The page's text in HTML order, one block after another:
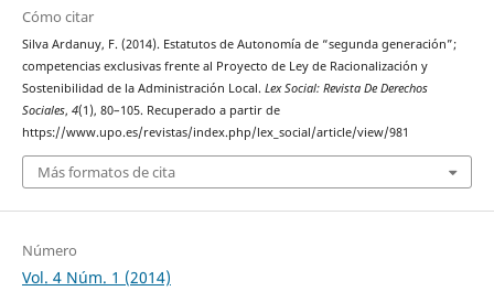
Cómo citar
Silva Ardanuy, F. (2014). Estatutos de Autonomía de “segunda generación”;
competencias exclusivas frente al Proyecto de Ley de Racionalización y
Sostenibilidad de la Administración Local. Lex Social: Revista De Derechos
Sociales, 4(1), 80–105. Recuperado a partir de
https://www.upo.es/revistas/index.php/lex_social/article/view/981
Más formatos de cita
Número
Vol. 4 Núm. 1 (2014)